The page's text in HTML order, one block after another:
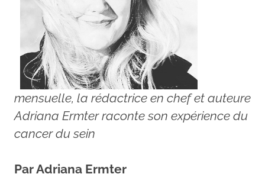
mensuelle, la rédactrice en chef et auteure
Adriana Ermter raconte son expérience du
cancer du sein
Par Adriana Ermter